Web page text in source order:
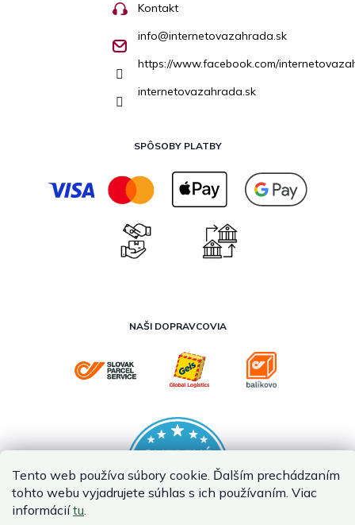
Tento web používa súbory cookie. Ďalším prechádzaním
tohto webu vyjadrujete súhlas s ich používaním. Viac
informáciítu.
Kontakt
info@internetovazahrada.sk
https://www.facebook.com/
internetovazahrada.sk
SPÔSOBY PLATBY
NAŠI DOPRAVCOVIA